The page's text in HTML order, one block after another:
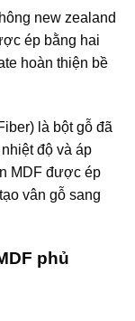
new zealand
ép bằng hai
hoàn thiện bề
là bột gỗ đã
độ và áp
MDF được ép
vân gỗ sang
phủ